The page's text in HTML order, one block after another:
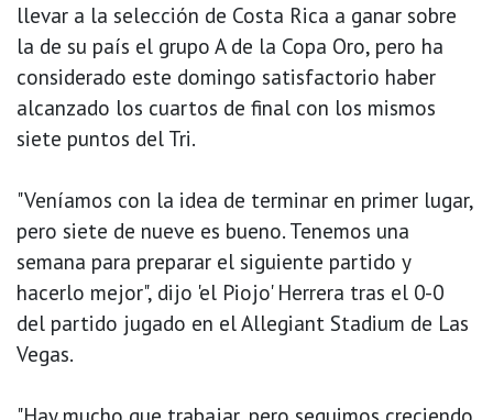
llevar a la selección de Costa Rica a ganar sobre
la de su país el grupo A de la Copa Oro, pero ha
considerado este domingo satisfactorio haber
alcanzado los cuartos de final con los mismos
siete puntos del Tri.
"Veníamos con la idea de terminar en primer lugar,
pero siete de nueve es bueno. Tenemos una
semana para preparar el siguiente partido y
hacerlo mejor", dijo 'el Piojo' Herrera tras el 0-0
del partido jugado en el Allegiant Stadium de Las
Vegas.